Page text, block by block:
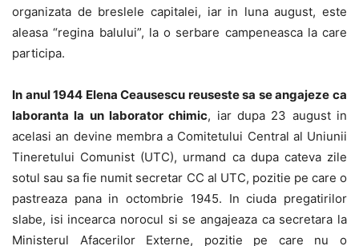
organizata de breslele capitalei, iar in luna august, este
aleasa “regina balului”, la o serbare campeneasca la care
participa.
In anul 1944 Elena Ceausescu reuseste sa se angajeze ca
laboranta la un laborator chimic, iar dupa 23 august in
acelasi an devine membra a Comitetului Central al Uniunii
Tineretului Comunist (UTC), urmand ca dupa cateva zile
sotul sau sa fie numit secretar CC al UTC, pozitie pe care o
pastreaza pana in octombrie 1945. In ciuda pregatirilor
slabe, isi incearca norocul si se angajeaza ca secretara la
Ministerul Afacerilor Externe, pozitie pe care nu o